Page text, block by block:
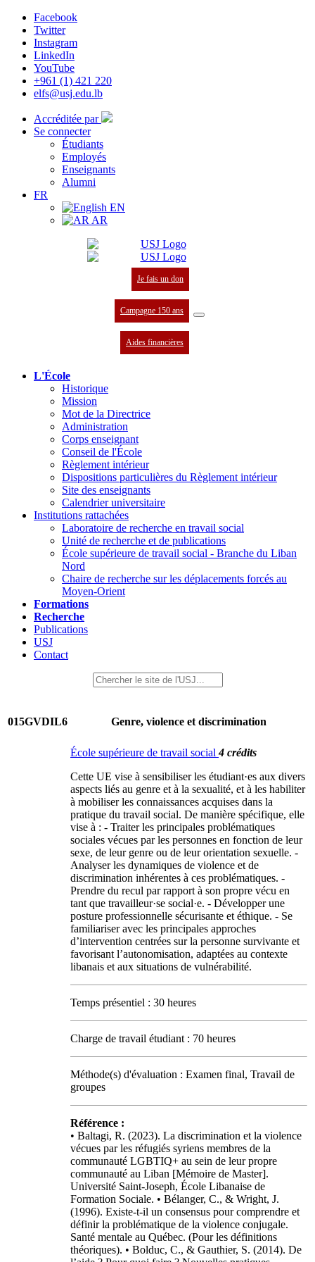
Facebook
Twitter
Instagram
LinkedIn
YouTube
+961 (1) 421 220
elfs@usj.edu.lb
Accréditée par
Se connecter
Étudiants
Employés
Enseignants
Alumni
FR
EN
AR
Je fais un don
Campagne 150 ans
Aides financières
L'École
Historique
Mission
Mot de la Directrice
Administration
Corps enseignant
Conseil de l'École
Règlement intérieur
Dispositions particulières du Règlement intérieur
Site des enseignants
Calendrier universitaire
Institutions rattachées
Laboratoire de recherche en travail social
Unité de recherche et de publications
École supérieure de travail social - Branche du Liban
Nord
Chaire de recherche sur les déplacements forcés au
Moyen-Orient
Formations
Recherche
Publications
USJ
Contact
015GVDIL6 Genre, violence et discrimination
École supérieure de travail social4 crédits
Cette UE vise à sensibiliser les étudiant·es aux divers
aspects liés au genre et à la sexualité, et à les habiliter
à mobiliser les connaissances acquises dans la
pratique du travail social. De manière spécifique, elle
vise à : - Traiter les principales problématiques
sociales vécues par les personnes en fonction de leur
sexe, de leur genre ou de leur orientation sexuelle. -
Analyser les dynamiques de violence et de
discrimination inhérentes à ces problématiques. -
Prendre du recul par rapport à son propre vécu en
tant que travailleur·se social·e. - Développer une
posture professionnelle sécurisante et éthique. - Se
familiariser avec les principales approches
d’intervention centrées sur la personne survivante et
favorisant l’autonomisation, adaptées au contexte
libanais et aux situations de vulnérabilité.
Temps présentiel : 30 heures
Charge de travail étudiant : 70 heures
Méthode(s) d'évaluation : Examen final, Travail de
groupes
Référence :
• Baltagi, R. (2023). La discrimination et la violence
vécues par les réfugiés syriens membres de la
communauté LGBTIQ+ au sein de leur propre
communauté au Liban [Mémoire de Master].
Université Saint-Joseph, École Libanaise de
Formation Sociale. • Bélanger, C., & Wright, J.
(1996). Existe-t-il un consensus pour comprendre et
définir la problématique de la violence conjugale.
Santé mentale au Québec. (Pour les définitions
théoriques). • Bolduc, C., & Gauthier, S. (2014). De